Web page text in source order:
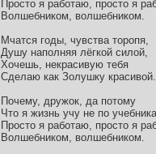
Просто я работаю, просто я
Волшебником, волшебником.
Мчатся годы, чувства торопя,
Душу наполняя лёгкой силой,
Хочешь, некрасивую тебя
Сделаю как Золушку красивой.
Почему, дружок, да потому
Что я жизнь учу не по
Просто я работаю, просто я
Волшебником, волшебником.